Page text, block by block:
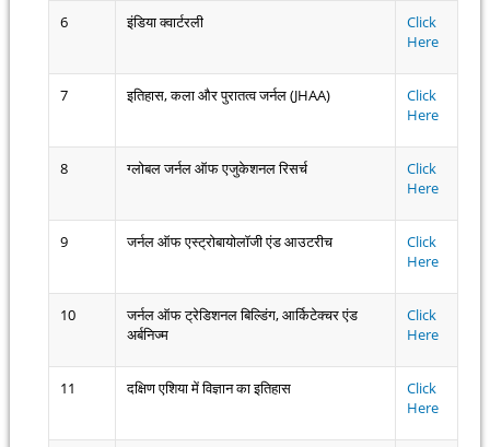
6 इंडिया क्वार्टरली
Click
Here
7 इतिहास, कला और पुरातत्व जर्नल (JHAA)
Click
Here
8 ग्लोबल जर्नल ऑफ एजुकेशनल रिसर्च
Click
Here
9 जर्नल ऑफ एस्ट्रोबायोलॉजी एंड आउटरीच
Click
Here
10
जर्नल ऑफ ट्रेडिशनल बिल्डिंग, आर्किटेक्चर एंड
अर्बनिज्म
Click
Here
11 दक्षिण एशिया में विज्ञान का इतिहास
Click
Here